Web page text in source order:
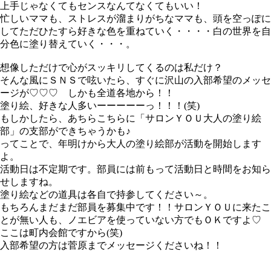
上手じゃなくてもセンスなんてなくてもいい！
忙しいママも、ストレスが溜まりがちなママも、頭を空っぽに
してただひたすら好きな色を重ねていく・・・・白の世界を自
分色に塗り替えていく・・・。
想像しただけで心がスッキリしてくるのは私だけ？
そんな風にＳＮＳで呟いたら、すぐに沢山の入部希望のメッセ
ージが♡♡♡ しかも全道各地から！！
塗り絵、好きな人多いーーーーーっ！！！(笑)
もしかしたら、あちらこちらに「サロンＹＯＵ大人の塗り絵
部」の支部ができちゃうかも♪
ってことで、年明けから大人の塗り絵部が活動を開始します
よ。
活動日は不定期です。部員には前もって活動日と時間をお知ら
せしますね。
塗り絵などの道具は各自で持参してください～。
もちろんまだまだ部員を募集中です！！サロンＹＯＵに来たこ
とが無い人も、ノエビアを使っていない方でもＯＫですよ♡
ここは町内会館ですから(笑)
入部希望の方は菅原までメッセージくださいね！！